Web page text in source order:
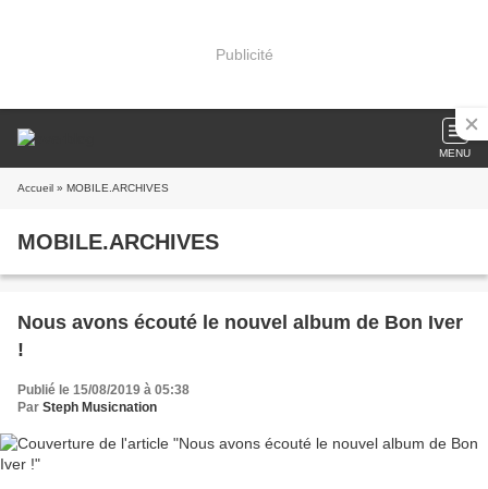
Publicité
MENU
Accueil » MOBILE.ARCHIVES
MOBILE.ARCHIVES
Nous avons écouté le nouvel album de Bon Iver
!
Publié le 15/08/2019 à 05:38
Par Steph Musicnation